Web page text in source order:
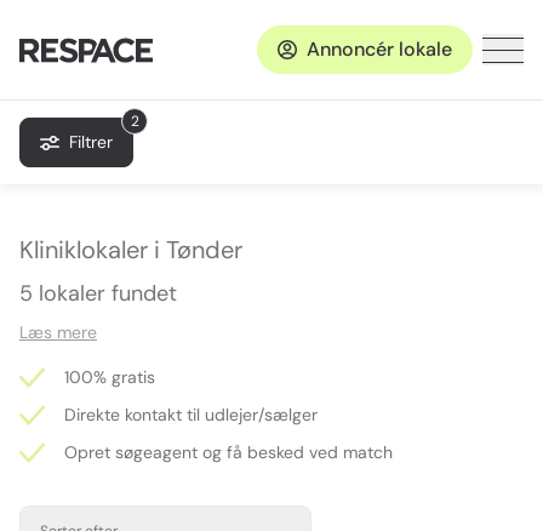
Annoncér lokale
2
Filtrer
Kliniklokaler i Tønder
5 lokaler fundet
Læs mere
100% gratis
Direkte kontakt til udlejer/sælger
Opret søgeagent og få besked ved match